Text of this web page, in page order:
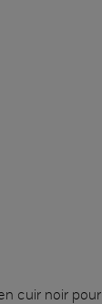
cuir noir pour